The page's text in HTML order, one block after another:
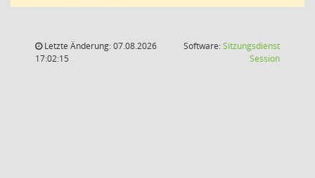
Letzte Änderung: 07.08.2026
17:02:15
Software:Sitzungsdienst
Session(Wird in